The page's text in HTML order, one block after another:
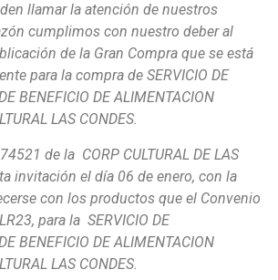
llamar la atención de nuestros
cumplimos con nuestro deber al
de la Gran Compra que se está
para la compra de SERVICIO DE
BENEFICIO DE ALIMENTACION
LAS CONDES.
74521 de la CORP CULTURAL DE LAS
invitación el día 06 de enero, con la
con los productos que el Convenio
para la SERVICIO DE
BENEFICIO DE ALIMENTACION
LAS CONDES